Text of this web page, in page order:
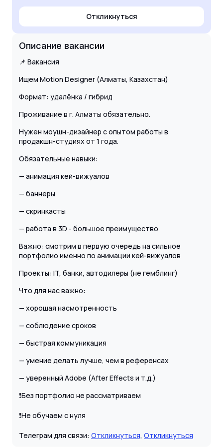
Откликнуться
Описание вакансии
📌 Вакансия
Ищем Motion Designer (Алматы, Казахстан)
Формат: удалёнка / гибрид
Проживание в г. Алматы обязательно.
Нужен моушн-дизайнер с опытом работы в
продакшн-студиях от 1 года.
Обязательные навыки:
— анимация кей-вижуалов
— баннеры
— скринкасты
— работа в 3D - большое преимущество
Важно: смотрим в первую очередь на сильное
портфолио именно по анимации кей-вижуалов
Проекты: IT, банки, автодилеры (не гемблинг)
Что для нас важно:
— хорошая насмотренность
— соблюдение сроков
— быстрая коммуникация
— умение делать лучше, чем в референсах
— уверенный Adobe (After Effects и т.д.)
❗️Без портфолио не рассматриваем
❗️Не обучаем с нуля
Телеграм для связи: Откликнуться, Откликнуться